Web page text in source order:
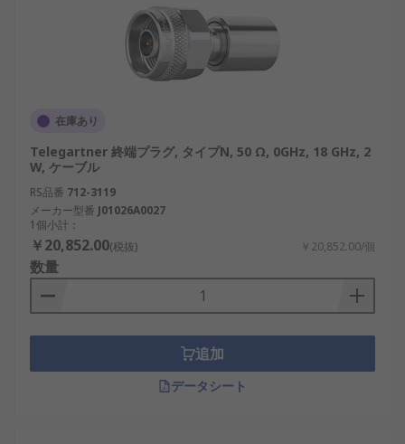
在庫あり
Telegartner 終端プラグ, タイプN, 50 Ω, 0GHz, 18 GHz, 2
W, ケーブル
RS品番 712-3119
メーカー型番 J01026A0027
1個小計：
￥20,852.00(税抜) ￥20,852.00/個
数量
追加
データシート